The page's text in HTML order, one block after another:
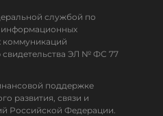
службой по
информационных
коммуникаций
ЭЛ № ФС 77
поддержке
развития, связи и
Российской Федерации.